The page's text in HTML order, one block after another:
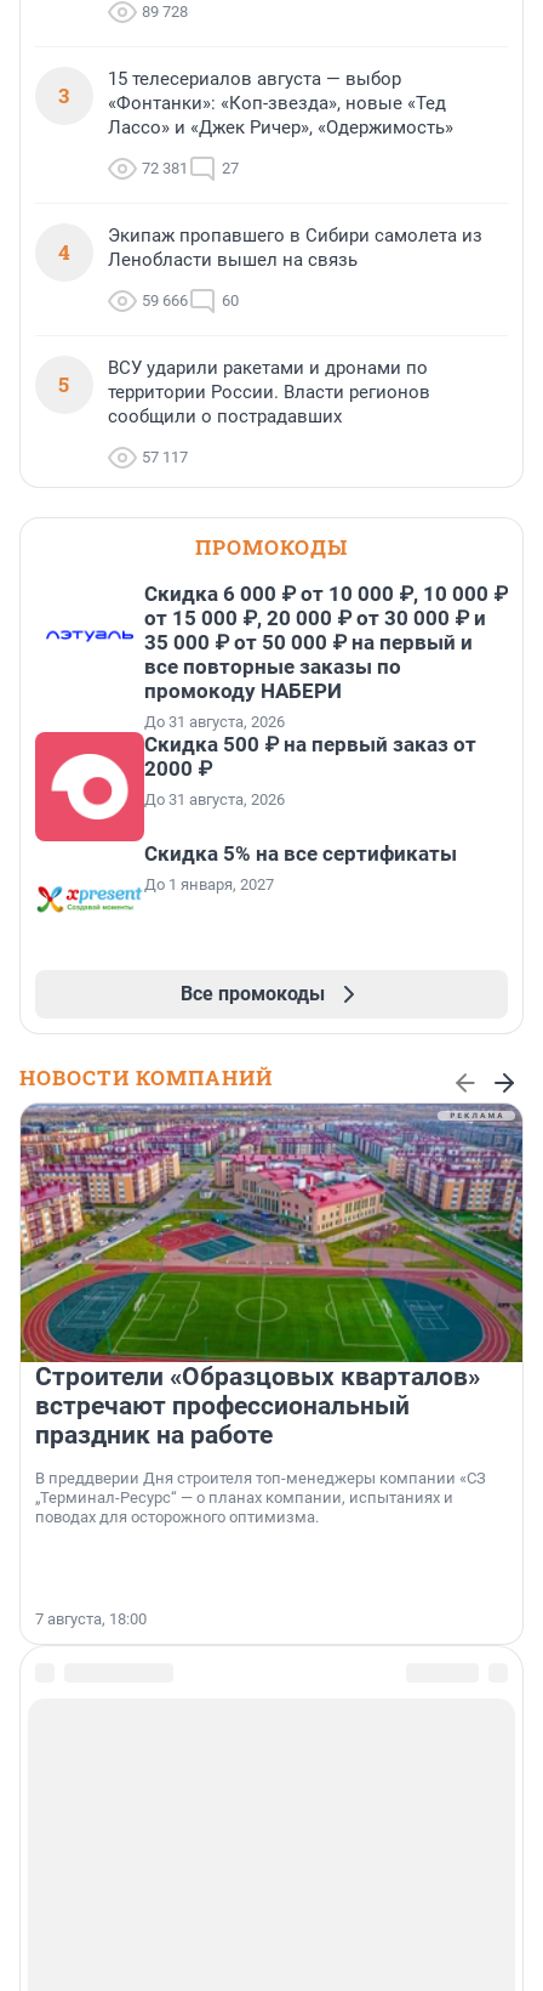
89 728
3
15 телесериалов августа — выбор
«Фонтанки»: «Коп-звезда», новые «Тед
Лассо» и «Джек Ричер», «Одержимость»
72 381 27
4
Экипаж пропавшего в Сибири самолета из
Ленобласти вышел на связь
59 666 60
5
ВСУ ударили ракетами и дронами по
территории России. Власти регионов
сообщили о пострадавших
57 117
ПРОМОКОДЫ
Скидка 6 000 ₽ от 10 000 ₽, 10 000 ₽
от 15 000 ₽, 20 000 ₽ от 30 000 ₽ и
35 000 ₽ от 50 000 ₽ на первый и
все повторные заказы по
промокоду НАБЕРИ
До 31 августа, 2026
Скидка 500 ₽ на первый заказ от
2000 ₽
До 31 августа, 2026
Скидка 5% на все сертификаты
До 1 января, 2027
Все промокоды
НОВОСТИ КОМПАНИЙ
Строители «Образцовых кварталов»
встречают профессиональный
праздник на работе
В преддверии Дня строителя топ-менеджеры компании «СЗ
„Терминал-Ресурс“ — о планах компании, испытаниях и
поводах для осторожного оптимизма.
7 августа, 18:00